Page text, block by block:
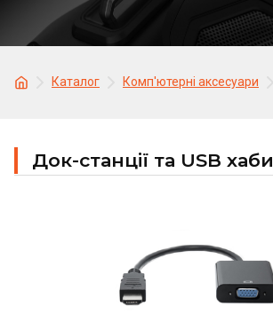
Каталог Комп'ютерні аксесуари
Док-станції та USB хаби